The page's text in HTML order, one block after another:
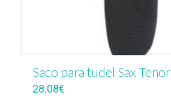
Saco para tudel Sax Tenor
28.08€